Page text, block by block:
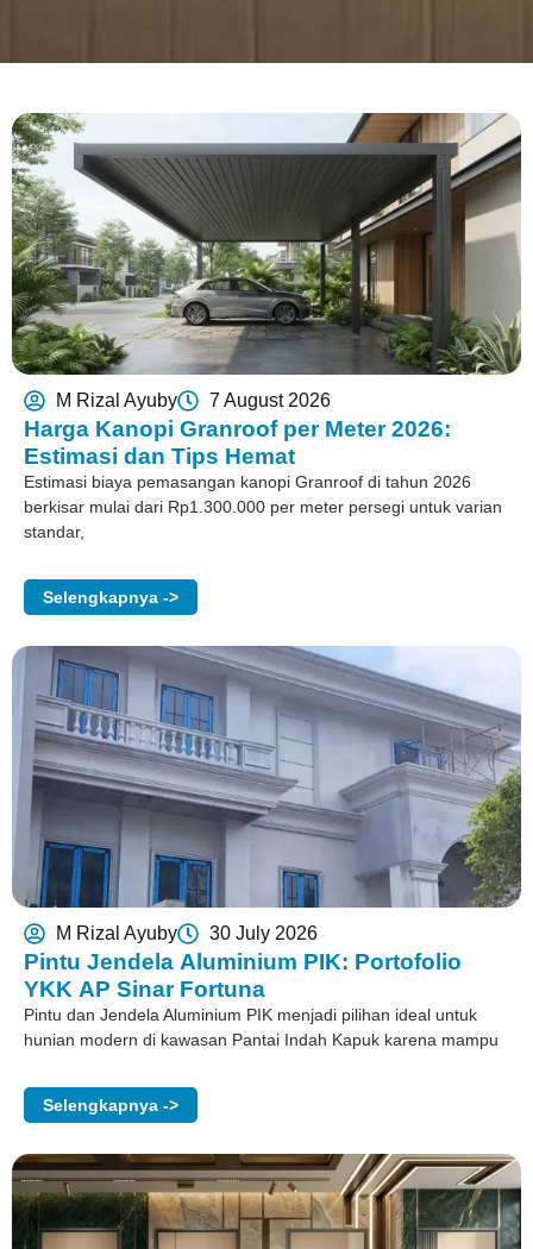
M Rizal Ayuby 7 August 2026
Harga Kanopi Granroof per Meter 2026:
Estimasi dan Tips Hemat
Estimasi biaya pemasangan kanopi Granroof di tahun 2026
berkisar mulai dari Rp1.300.000 per meter persegi untuk varian
standar,
Selengkapnya ->
M Rizal Ayuby 30 July 2026
Pintu Jendela Aluminium PIK: Portofolio
YKK AP Sinar Fortuna
Pintu dan Jendela Aluminium PIK menjadi pilihan ideal untuk
hunian modern di kawasan Pantai Indah Kapuk karena mampu
Selengkapnya ->